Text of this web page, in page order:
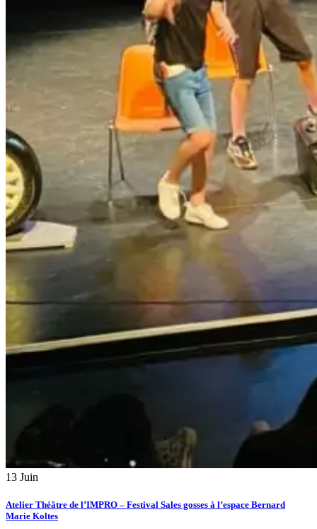
13 Juin
Atelier Théâtre de l’IMPRO – Festival Sales gosses à l’espace Bernard
Marie Koltes